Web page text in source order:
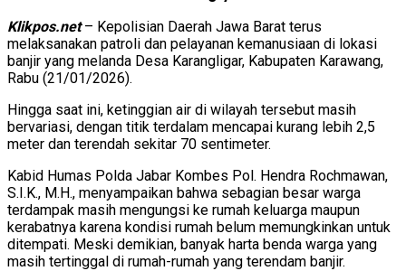
Klikpos.net– Kepolisian Daerah Jawa Barat terus
melaksanakan patroli dan pelayanan kemanusiaan di lokasi
banjir yang melanda Desa Karangligar, Kabupaten Karawang,
Rabu (21/01/2026).
Hingga saat ini, ketinggian air di wilayah tersebut masih
bervariasi, dengan titik terdalam mencapai kurang lebih 2,5
meter dan terendah sekitar 70 sentimeter.
Kabid Humas Polda Jabar Kombes Pol. Hendra Rochmawan,
S.I.K., M.H., menyampaikan bahwa sebagian besar warga
terdampak masih mengungsi ke rumah keluarga maupun
kerabatnya karena kondisi rumah belum memungkinkan untuk
ditempati. Meski demikian, banyak harta benda warga yang
masih tertinggal di rumah-rumah yang terendam banjir.